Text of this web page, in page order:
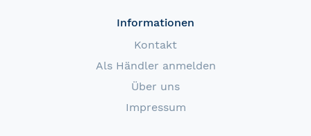
Informationen
Kontakt
Als Händler anmelden
Über uns
Impressum